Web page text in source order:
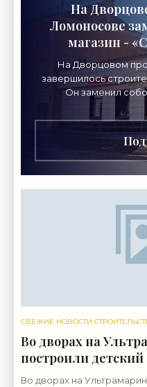
На
Ломоносове
магазин -
На Дворцовом
завершилось
Он заменил
Одноэтажное
проспекте,
СВЕЖИЕ НОВОСТИ
Во дворах на
построили детский
строительства»
Во дворах на